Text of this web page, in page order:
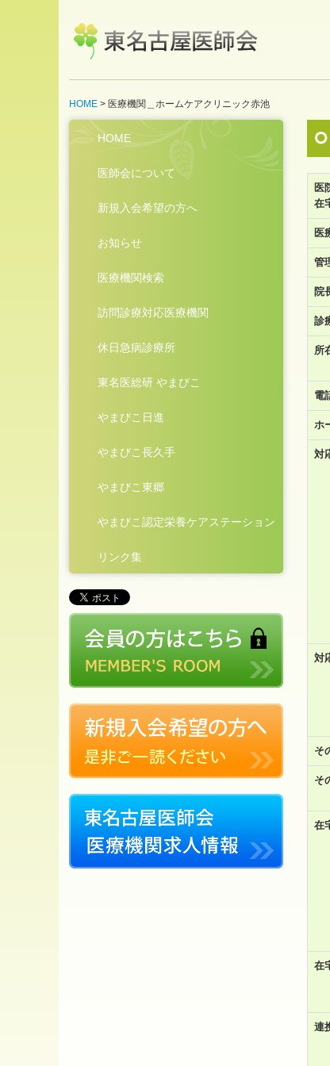
HOME 医療機関＿ホームケアクリニック赤池
HOME
医師会について
新規入会希望の方へ
お知らせ
医療機関検索
訪問診療対応医療機関
休日急病診療所
東名医総研 やまびこ
やまびこ日進
やまびこ長久手
やまびこ東郷
やまびこ認定栄養ケアステーション
リンク集
医
在
医
管
院
診
所
電
ホ
対
対
そ
そ
在
在
連